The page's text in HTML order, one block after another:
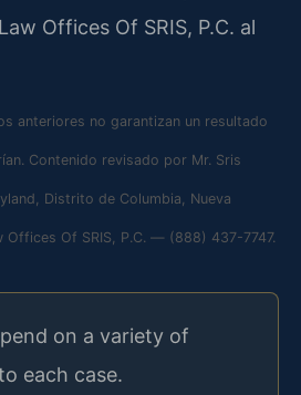
Offices Of SRIS, P.C. al
anteriores no garantizan un resultado
Contenido revisado por Mr. Sris
Distrito de Columbia, Nueva
Offices Of SRIS, P.C. — (888) 437-7747.
on a variety of
each case.